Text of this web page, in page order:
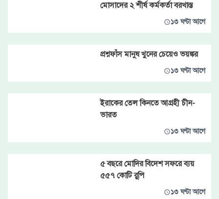
মোসাদের ২ শীর্ষ কর্মকর্তা বরখাস্ত
১৩ ঘণ্টা আগে
প্রশ্নফাঁস মানুষ খুনের চেয়েও ভয়ঙ্কর
১৩ ঘণ্টা আগে
ইরাকের তেল কিনতে আগ্রহী চীন-
ভারত
১৩ ঘণ্টা আগে
৫ বছরে মোদির বিদেশ সফরে ব্যয়
৫৫৭ কোটি রুপি
১৩ ঘণ্টা আগে